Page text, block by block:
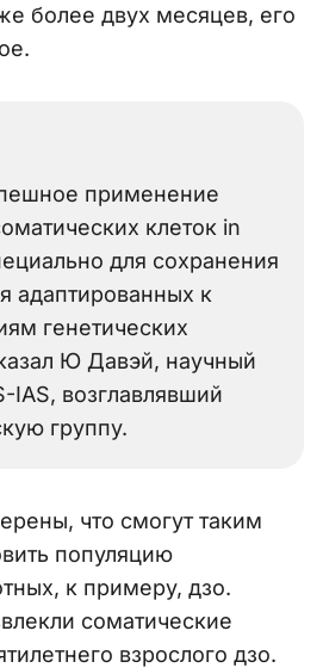
более двух месяцев, его
применение
клеток in
для сохранения
адаптированных к
генетических
Ю Давэй, научный
IAS, возглавлявший
группу.
что смогут таким
популяцию
к примеру, дзо.
соматические
взрослого дзо.